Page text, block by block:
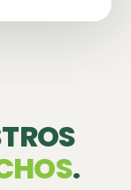
.